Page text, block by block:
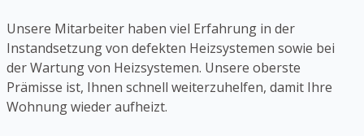
Unsere Mitarbeiter haben viel Erfahrung in der
Instandsetzung von defekten Heizsystemen sowie bei
der Wartung von Heizsystemen. Unsere oberste
Prämisse ist, Ihnen schnell weiterzuhelfen, damit Ihre
Wohnung wieder aufheizt.